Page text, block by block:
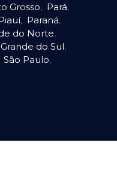
Grosso, Pará,
, Paraná,
do Norte,
do Sul,
São Paulo,